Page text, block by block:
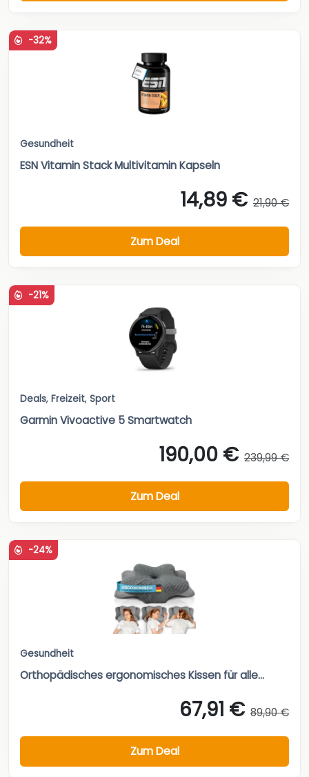
-32%
Gesundheit
ESN Vitamin Stack Multivitamin Kapseln
14,89 € 21,90 €
Zum Deal
-21%
Deals, Freizeit, Sport
Garmin Vivoactive 5 Smartwatch
190,00 € 239,99 €
Zum Deal
-24%
Gesundheit
Orthopädisches ergonomisches Kissen für alle...
67,91 € 89,90 €
Zum Deal